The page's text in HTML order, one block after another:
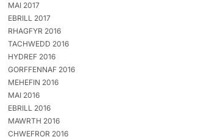
MAI 2017
EBRILL 2017
RHAGFYR 2016
TACHWEDD 2016
HYDREF 2016
GORFFENNAF 2016
MEHEFIN 2016
MAI 2016
EBRILL 2016
MAWRTH 2016
CHWEFROR 2016